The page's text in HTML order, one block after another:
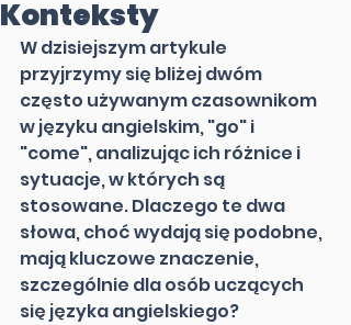
Konteksty
W dzisiejszym artykule
przyjrzymy się bliżej dwóm
często używanym czasownikom
w języku angielskim, "go" i
"come", analizując ich różnice i
sytuacje, w których są
stosowane. Dlaczego te dwa
słowa, choć wydają się podobne,
mają kluczowe znaczenie,
szczególnie dla osób uczących
się języka angielskiego?